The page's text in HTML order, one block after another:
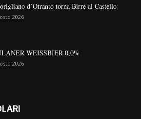
d’Otranto torna Birre al Castello
2026
WEISSBIER 0,0%
2026